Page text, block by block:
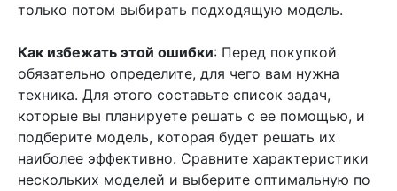
только потом выбирать подходящую модель.
Как избежать этой ошибки: Перед покупкой
обязательно определите, для чего вам нужна
техника. Для этого составьте список задач,
которые вы планируете решать с ее помощью, и
подберите модель, которая будет решать их
наиболее эффективно. Сравните характеристики
нескольких моделей и выберите оптимальную по